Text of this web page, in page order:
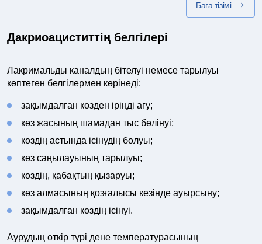
Баға тізімі
Дакриоациститтің белгілері
Лакримальды каналдың бітелуі немесе тарылуы
көптеген белгілермен көрінеді:
зақымдалған көзден іріңді ағу;
көз жасының шамадан тыс бөлінуі;
көздің астында ісінудің болуы;
көз саңылауының тарылуы;
көздің, қабақтың қызаруы;
көз алмасының қозғалысы кезінде ауырсыну;
зақымдалған көздің ісінуі.
Аурудың өткір түрі дене температурасының